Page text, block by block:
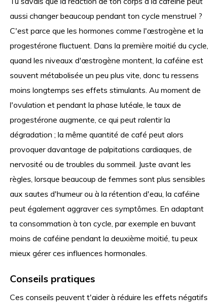
aussi changer beaucoup pendant ton cycle menstruel ?
C'est parce que les hormones comme l'œstrogène et la
progestérone fluctuent. Dans la première moitié du cycle,
quand les niveaux d'œstrogène montent, la caféine est
souvent métabolisée un peu plus vite, donc tu ressens
moins longtemps ses effets stimulants. Au moment de
l'ovulation et pendant la phase lutéale, le taux de
progestérone augmente, ce qui peut ralentir la
dégradation ; la même quantité de café peut alors
provoquer davantage de palpitations cardiaques, de
nervosité ou de troubles du sommeil. Juste avant les
règles, lorsque beaucoup de femmes sont plus sensibles
aux sautes d'humeur ou à la rétention d'eau, la caféine
peut également aggraver ces symptômes. En adaptant
ta consommation à ton cycle, par exemple en buvant
moins de caféine pendant la deuxième moitié, tu peux
mieux gérer ces influences hormonales.
Conseils pratiques
Ces conseils peuvent t'aider à réduire les effets négatifs